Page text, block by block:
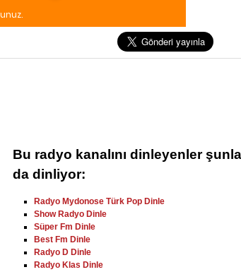
Bu radyo kanalını dinleyenler
da dinliyor:
Radyo Mydonose Türk Pop Dinle
Show Radyo Dinle
Süper Fm Dinle
Best Fm Dinle
Radyo D Dinle
Radyo Klas Dinle